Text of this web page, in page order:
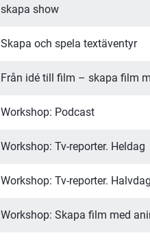
skapa show
Skapa och spela textäventyr
Från idé till film – skapa film
Workshop: Podcast
Workshop: Tv-reporter. Heldag
Workshop: Tv-reporter.
Workshop: Skapa film med